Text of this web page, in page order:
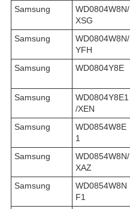
Samsung
WD0804W8N/
XSG
Samsung
WD0804W8N/
YFH
Samsung
WD0804Y8E
Samsung
WD0804Y8E1
/XEN
Samsung
WD0854W8E
1
Samsung
WD0854W8N/
XAZ
Samsung
WD0854W8N
F1